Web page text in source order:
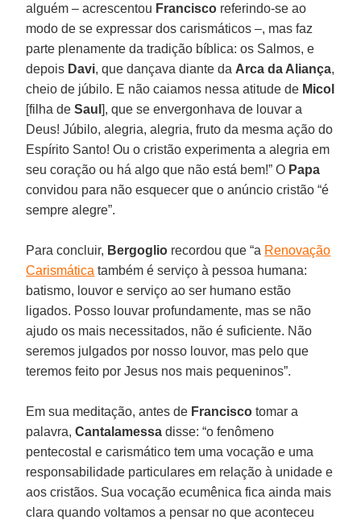
alguém – acrescentou Francisco referindo-se ao
modo de se expressar dos carismáticos –, mas faz
parte plenamente da tradição bíblica: os Salmos, e
depois Davi, que dançava diante da Arca da Aliança,
cheio de júbilo. E não caiamos nessa atitude de Micol
[filha deSaul], que se envergonhava de louvar a
Deus! Júbilo, alegria, alegria, fruto da mesma ação do
Espírito Santo! Ou o cristão experimenta a alegria em
seu coração ou há algo que não está bem!” O Papa
convidou para não esquecer que o anúncio cristão “é
sempre alegre”.
Para concluir, Bergoglio recordou que “a Renovação
Carismática também é serviço à pessoa humana:
batismo, louvor e serviço ao ser humano estão
ligados. Posso louvar profundamente, mas se não
ajudo os mais necessitados, não é suficiente. Não
seremos julgados por nosso louvor, mas pelo que
teremos feito por Jesus nos mais pequeninos”.
Em sua meditação, antes de Francisco tomar a
palavra,Cantalamessa disse: “o fenômeno
pentecostal e carismático tem uma vocação e uma
responsabilidade particulares em relação à unidade e
aos cristãos. Sua vocação ecumênica fica ainda mais
clara quando voltamos a pensar no que aconteceu